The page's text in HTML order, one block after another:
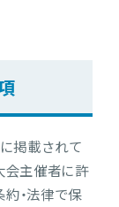
掲載されて
会主催者に許
約・法律で保